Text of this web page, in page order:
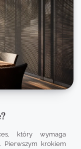
który wymaga
Pierwszym krokiem